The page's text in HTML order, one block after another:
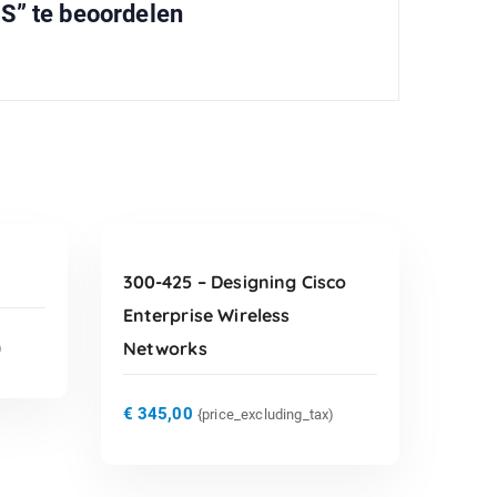
te beoordelen
300-425 – Designing Cisco
Enterprise Wireless
Networks
€ 345,00 {price_excluding_tax)